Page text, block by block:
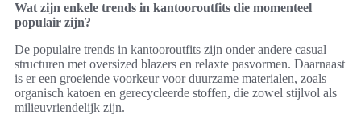
Wat zijn enkele trends in kantooroutfits die momenteel
populair zijn?
De populaire trends in kantooroutfits zijn onder andere casual
structuren met oversized blazers en relaxte pasvormen. Daarnaast
is er een groeiende voorkeur voor duurzame materialen, zoals
organisch katoen en gerecycleerde stoffen, die zowel stijlvol als
milieuvriendelijk zijn.